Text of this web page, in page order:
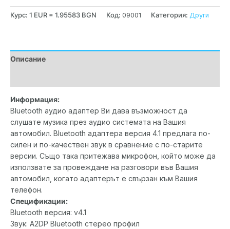
Курс: 1 EUR = 1.95583 BGN Код: 09001 Категория: Други
Описание
Информация:
Bluetooth аудио адаптер Ви дава възможност да
слушате музика през аудио системата на Вашия
автомобил. Bluetooth адаптера версия 4.1 предлага по-
силен и по-качествен звук в сравнение с по-старите
версии. Също така притежава микрофон, който може да
използвате за провеждане на разговори във Вашия
автомобил, когато адаптерът е свързан към Вашия
телефон.
Спецификации:
Bluetooth версия: v4.1
Звук: A2DP Bluetooth стерео профил